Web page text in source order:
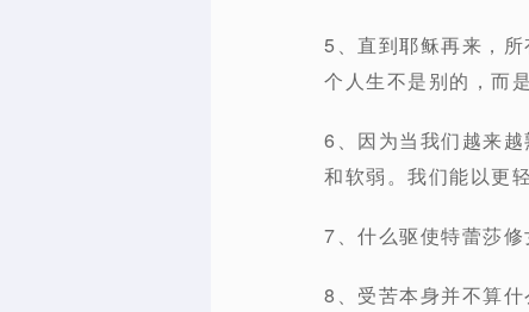
5、直到耶稣再来，
个人生不是别的，而
6、因为当我们越来
和软弱。我们能以更
7、什么驱使特蕾莎
8、受苦本身并不算